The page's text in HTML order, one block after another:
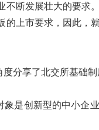
断发展壮大的要求
上市要求，因此，
分享了北交所基础制
是创新型的中小企